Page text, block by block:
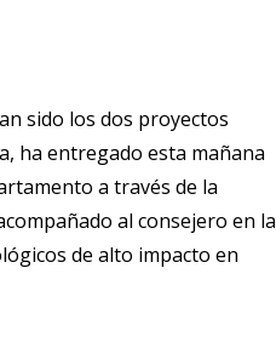
sido los dos proyectos
ha entregado esta mañana
a través de la
al consejero en la
de alto impacto en